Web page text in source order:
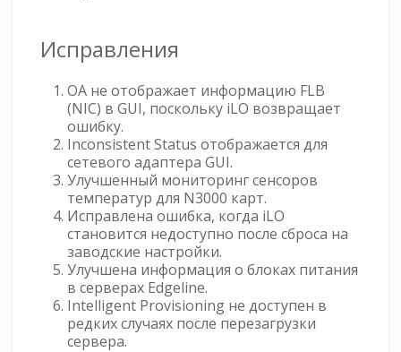
Исправления
OA не отображает информацию FLB
(NIC) в GUI, поскольку iLO возвращает
ошибку.
Inconsistent Status отображается для
сетевого адаптера GUI.
Улучшенный мониторинг сенсоров
температур для N3000 карт.
Исправлена ошибка, когда iLO
становится недоступно после сброса на
заводские настройки.
Улучшена информация о блоках питания
в серверах Edgeline.
Intelligent Provisioning не доступен в
редких случаях после перезагрузки
сервера.